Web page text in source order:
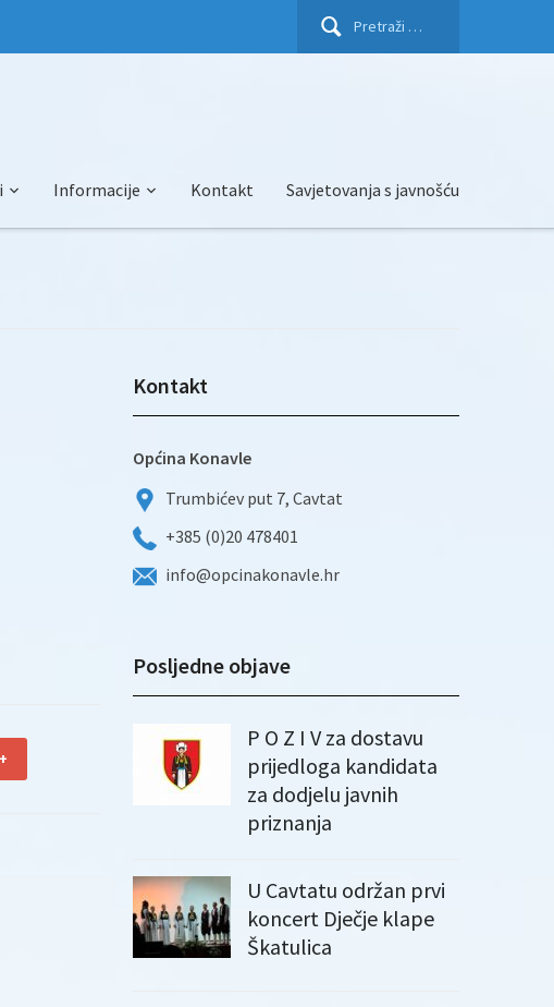
Pretraži:
Informacije Kontakt Savjetovanja s javnošću
Kontakt
Općina Konavle
Trumbićev put 7, Cavtat
+385 (0)20 478401
info@opcinakonavle.hr
Posljedne objave
P O Z I V za dostavu
prijedloga kandidata
za dodjelu javnih
priznanja
U Cavtatu održan prvi
koncert Dječje klape
Škatulica